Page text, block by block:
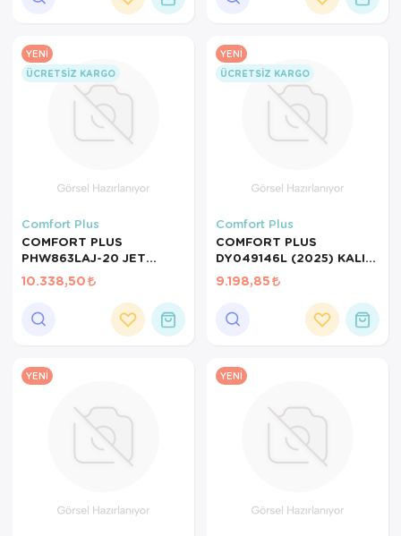
YENI
ÜCRETSIZ KARGO
Comfort Plus
COMFORT PLUS
PHW863LAJ-20 JET
BLACK ALÜMİNYUM
TEKERLEKLİ SANDALYE
10.338,50
YENI
ÜCRETSIZ KARGO
Comfort Plus
COMFORT PLUS
DY049146L (2025) KALIN
TEKERLEKLİ ROLATÖR
YÜRÜTEÇ
9.198,85
YENI YENI